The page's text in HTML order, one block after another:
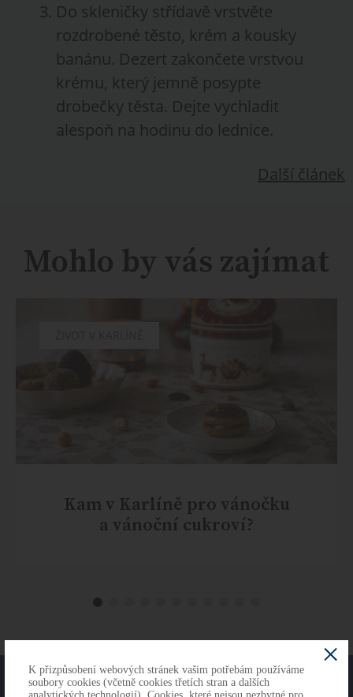
Do skleničky střídavě vrstvěte
rozdrobené těsto, krém a kousky
banánu. Dezert zakončete vrstvou
krému, který jemně posypte
drobečky těsta. Dejte vychladit
alespoň na hodinu do lednice.
Další článek
Mohlo by vás zajímat
Kam v Karlíně pro vánočku
a vánoční cukroví?
O NÁS KONTAKTY
K přizpůsobení webových stránek vašim potřebám používáme
soubory cookies (včetně cookies třetích stran a dalších